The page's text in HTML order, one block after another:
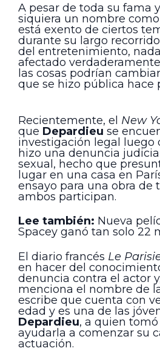
A pesar de toda su fama
siquiera un nombre
está exento de ciertos
durante su largo
del entretenimiento,
afectado
las cosas podrían
que se hizo pública hace
Recientemente, el New
que Depardieu se
investigación legal luego
hizo una denuncia
sexual, hecho que
lugar en una casa en
ensayo para una obra de
ambos participan.
Lee también: Nueva
Spacey ganó tan solo 22
El diario francés Le
en hacer del
denuncia contra el actor
menciona el nombre de
escribe que cuenta con
edad y es una de las
Depardieu, a quien
ayudarla a comenzar su
actuación.